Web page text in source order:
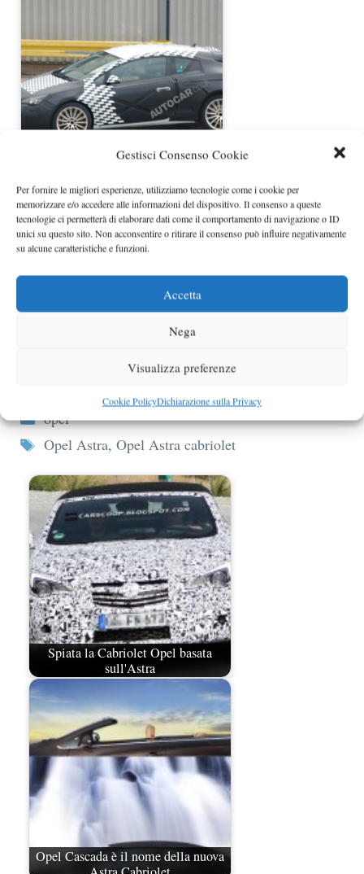
Gestisci Consenso Cookie
Per fornire le migliori esperienze, utilizziamo tecnologie come i cookie per
memorizzare e/o accedere alle informazioni del dispositivo. Il consenso a queste
tecnologie ci permetterà di elaborare dati come il comportamento di navigazione o ID
unici su questo sito. Non acconsentire o ritirare il consenso può influire negativamente
su alcune caratteristiche e funzioni.
Accetta
Nega
Visualizza preferenze
Cookie PolicyDichiarazione sulla Privacy
Opel Astra Sports Tourer foto spia
Categorie
opel
Tag
Opel Astra, Opel Astra cabriolet
Spiata la Cabriolet Opel basata
sull'Astra
Opel Cascada è il nome della nuova